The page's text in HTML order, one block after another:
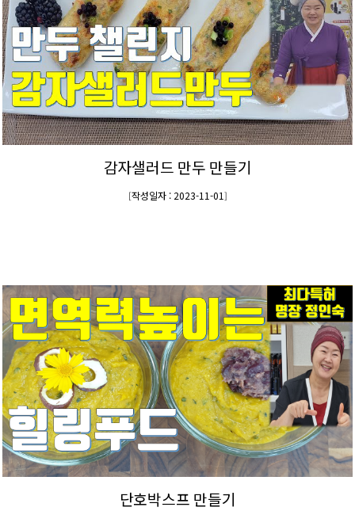
감자샐러드 만두 만들기
[작성일자 : 2023-11-01]
단호박스프 만들기